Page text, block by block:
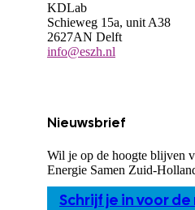
KDLab
Schieweg 15a, unit A38
2627AN Delft
info@eszh.nl
Nieuwsbrief
Wil je op de hoogte blijven
Energie Samen Zuid-
Schrijf je in voor